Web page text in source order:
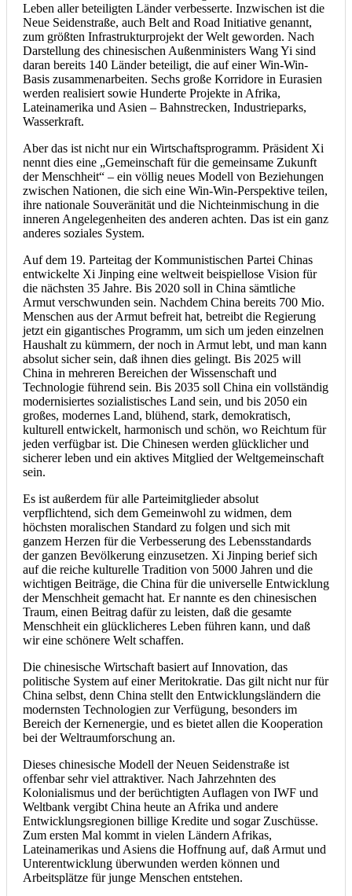
Leben aller beteiligten Länder verbesserte. Inzwischen ist die
Neue Seidenstraße, auch Belt and Road Initiative genannt,
zum größten Infrastrukturprojekt der Welt geworden. Nach
Darstellung des chinesischen Außenministers Wang Yi sind
daran bereits 140 Länder beteiligt, die auf einer Win-Win-
Basis zusammenarbeiten. Sechs große Korridore in Eurasien
werden realisiert sowie Hunderte Projekte in Afrika,
Lateinamerika und Asien – Bahnstrecken, Industrieparks,
Wasserkraft.
Aber das ist nicht nur ein Wirtschaftsprogramm. Präsident Xi
nennt dies eine „Gemeinschaft für die gemeinsame Zukunft
der Menschheit“ – ein völlig neues Modell von Beziehungen
zwischen Nationen, die sich eine Win-Win-Perspektive teilen,
ihre nationale Souveränität und die Nichteinmischung in die
inneren Angelegenheiten des anderen achten. Das ist ein ganz
anderes soziales System.
Auf dem 19. Parteitag der Kommunistischen Partei Chinas
entwickelte Xi Jinping eine weltweit beispiellose Vision für
die nächsten 35 Jahre. Bis 2020 soll in China sämtliche
Armut verschwunden sein. Nachdem China bereits 700 Mio.
Menschen aus der Armut befreit hat, betreibt die Regierung
jetzt ein gigantisches Programm, um sich um jeden einzelnen
Haushalt zu kümmern, der noch in Armut lebt, und man kann
absolut sicher sein, daß ihnen dies gelingt. Bis 2025 will
China in mehreren Bereichen der Wissenschaft und
Technologie führend sein. Bis 2035 soll China ein vollständig
modernisiertes sozialistisches Land sein, und bis 2050 ein
großes, modernes Land, blühend, stark, demokratisch,
kulturell entwickelt, harmonisch und schön, wo Reichtum für
jeden verfügbar ist. Die Chinesen werden glücklicher und
sicherer leben und ein aktives Mitglied der Weltgemeinschaft
sein.
Es ist außerdem für alle Parteimitglieder absolut
verpflichtend, sich dem Gemeinwohl zu widmen, dem
höchsten moralischen Standard zu folgen und sich mit
ganzem Herzen für die Verbesserung des Lebensstandards
der ganzen Bevölkerung einzusetzen. Xi Jinping berief sich
auf die reiche kulturelle Tradition von 5000 Jahren und die
wichtigen Beiträge, die China für die universelle Entwicklung
der Menschheit gemacht hat. Er nannte es den chinesischen
Traum, einen Beitrag dafür zu leisten, daß die gesamte
Menschheit ein glücklicheres Leben führen kann, und daß
wir eine schönere Welt schaffen.
Die chinesische Wirtschaft basiert auf Innovation, das
politische System auf einer Meritokratie. Das gilt nicht nur für
China selbst, denn China stellt den Entwicklungsländern die
modernsten Technologien zur Verfügung, besonders im
Bereich der Kernenergie, und es bietet allen die Kooperation
bei der Weltraumforschung an.
Dieses chinesische Modell der Neuen Seidenstraße ist
offenbar sehr viel attraktiver. Nach Jahrzehnten des
Kolonialismus und der berüchtigten Auflagen von IWF und
Weltbank vergibt China heute an Afrika und andere
Entwicklungsregionen billige Kredite und sogar Zuschüsse.
Zum ersten Mal kommt in vielen Ländern Afrikas,
Lateinamerikas und Asiens die Hoffnung auf, daß Armut und
Unterentwicklung überwunden werden können und
Arbeitsplätze für junge Menschen entstehen.